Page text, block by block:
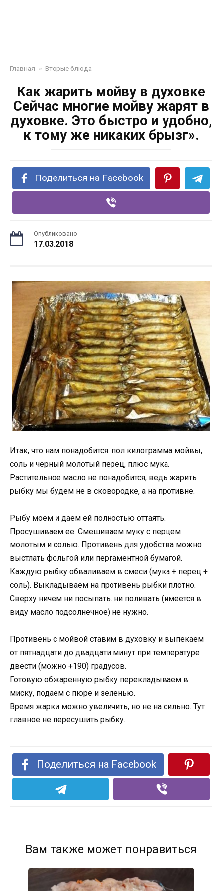
Главная » Вторые блюда
Как жарить мойву в духовке
Сейчас многие мойву жарят в
духовке. Это быстро и удобно,
к тому же никаких брызг».
Поделиться на Facebook
Опубликовано
17.03.2018
Итак, что нам понадобится: пол килограмма мойвы,
соль и черный молотый перец, плюс мука.
Растительное масло не понадобится, ведь жарить
рыбку мы будем не в сковородке, а на противне.
Рыбу моем и даем ей полностью оттаять.
Просушиваем ее. Смешиваем муку с перцем
молотым и солью. Противень для удобства можно
выстлать фольгой или пергаментной бумагой.
Каждую рыбку обваливаем в смеси (мука + перец +
соль). Выкладываем на противень рыбки плотно.
Сверху ничем ни посыпать, ни поливать (имеется в
виду масло подсолнечное) не нужно.
Противень с мойвой ставим в духовку и выпекаем
от пятнадцати до двадцати минут при температуре
двести (можно +190) градусов.
Готовую обжаренную рыбку перекладываем в
миску, подаем с пюре и зеленью.
Время жарки можно увеличить, но не на сильно. Тут
главное не пересушить рыбку.
Поделиться на Facebook
Вам также может понравиться